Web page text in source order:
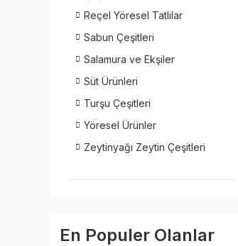
Reçel Yöresel Tatlılar
Sabun Çeşitleri
Salamura ve Ekşiler
Süt Ürünleri
Turşu Çeşitleri
Yöresel Ürünler
Zeytinyağı Zeytin Çeşitleri
En Populer Olanlar